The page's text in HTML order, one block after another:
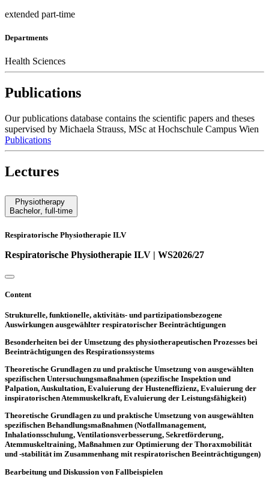
extended part-time
Departments
Health Sciences
Publications
Our publications database contains the scientific papers and theses
supervised by Michaela Strauss, MSc at Hochschule Campus Wien
Publications
Lectures
Physiotherapy
Bachelor, full-time
Respiratorische Physiotherapie ILV
Respiratorische Physiotherapie ILV | WS2026/27
Content
Strukturelle, funktionelle, aktivitäts- und partizipationsbezogene
Auswirkungen ausgewählter respiratorischer Beeinträchtigungen
Besonderheiten bei der Umsetzung des physiotherapeutischen Prozesses bei
Beeinträchtigungen des Respirationssystems
Theoretische Grundlagen zu und praktische Umsetzung von ausgewählten
spezifischen Untersuchungsmaßnahmen (spezifische Inspektion und
Palpation, Auskultation, Evaluierung der Husteneffizienz, Evaluierung der
inspiratorischen Atemmuskelkraft, Evaluierung der Leistungsfähigkeit)
Theoretische Grundlagen zu und praktische Umsetzung von ausgewählten
spezifischen Behandlungsmaßnahmen (Notfallmanagement,
Inhalationsschulung, Ventilationsverbesserung, Sekretförderung,
Atemmuskeltraining, Maßnahmen zur Optimierung der Thoraxmobilität
und -stabilität im Zusammenhang mit respiratorischen Beeinträchtigungen)
Bearbeitung und Diskussion von Fallbeispielen